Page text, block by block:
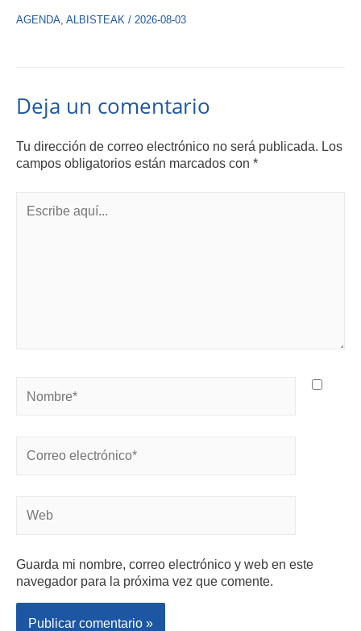
AGENDA ALBISTEAK / 2026-08-03
Deja un comentario
Tu dirección de correo electrónico no será publicada. Los
campos obligatorios están marcados con *
Guarda mi nombre, correo electrónico y web en este
navegador para la próxima vez que comente.